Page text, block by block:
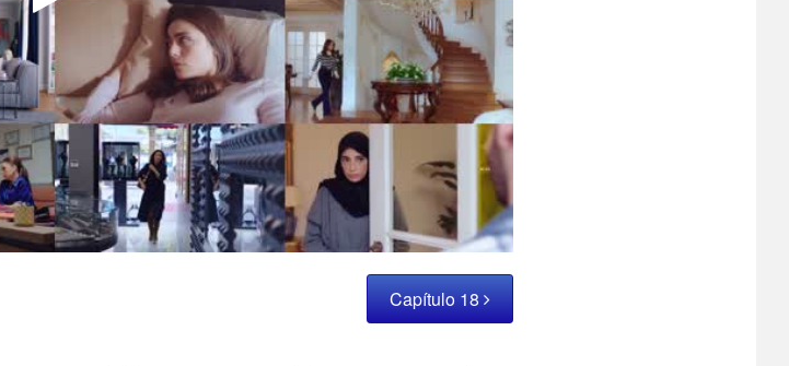
Capítulo 18